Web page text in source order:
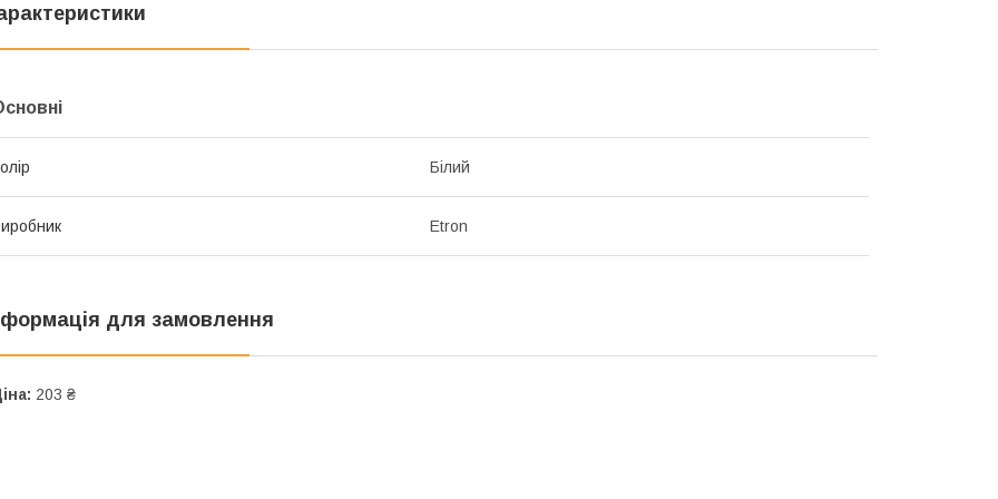
Білий
Etron
для замовлення
203 ₴